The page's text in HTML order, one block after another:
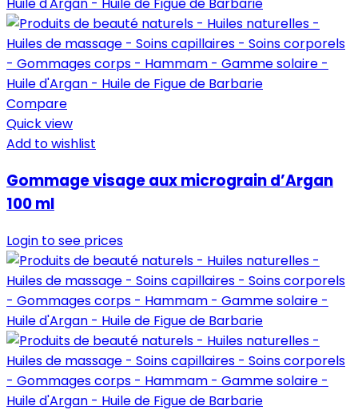
Compare
Quick view
Add to wishlist
Gommage visage aux micrograin d’Argan
100 ml
Login to see prices